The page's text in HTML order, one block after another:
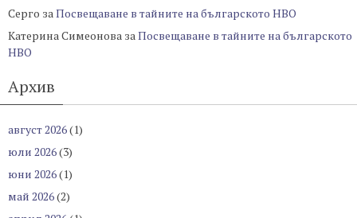
Серго заПосвещаване в тайните на българското НВО
Катерина Симеонова заПосвещаване в тайните на българското
НВО
Архив
август 2026(1)
юли 2026(3)
юни 2026(1)
май 2026(2)